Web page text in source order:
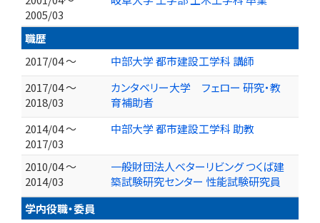
2005/03
職歴
2017/04 ～
中部大学 都市建設工学科 講師
2017/04 ～
2018/03
カンタベリー大学 フェロー 研究・教
育補助者
2014/04 ～
2017/03
中部大学 都市建設工学科 助教
2010/04 ～
2014/03
一般財団法人ベターリビング つくば建
築試験研究センター 性能試験研究員
学内役職・委員